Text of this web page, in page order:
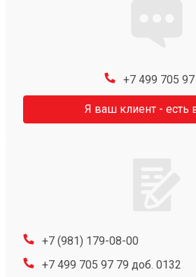
+7 499 705
Я ваш клиент - есть
+7 (981) 179-08-00
+7 499 705 97 79 доб. 0132